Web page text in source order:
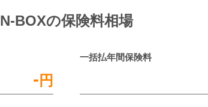
N-BOXの保険料相場
- 円
一括払年間保険料